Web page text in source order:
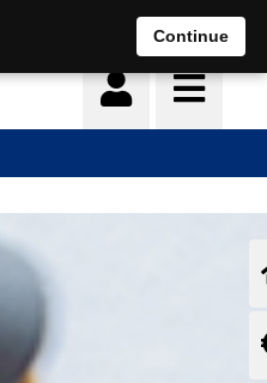
Continue